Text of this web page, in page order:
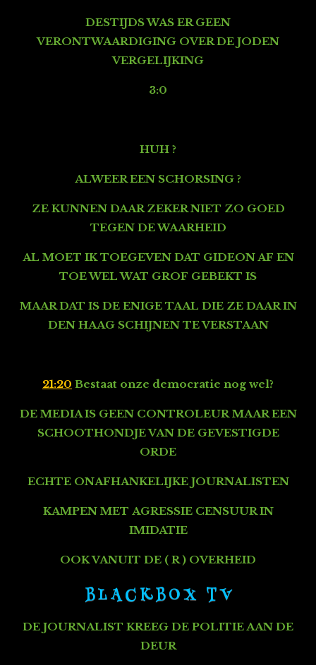
DESTIJDS WAS ER GEEN
VERONTWAARDIGING OVER DE JODEN
VERGELIJKING
3:0
HUH ?
ALWEER EEN SCHORSING ?
ZE KUNNEN DAAR ZEKER NIET ZO GOED
TEGEN DE WAARHEID
AL MOET IK TOEGEVEN DAT GIDEON AF EN
TOE WEL WAT GROF GEBEKT IS
MAAR DAT IS DE ENIGE TAAL DIE ZE DAAR IN
DEN HAAG SCHIJNEN TE VERSTAAN
21:20 Bestaat onze democratie nog wel?
DE MEDIA IS GEEN CONTROLEURMAAR EEN
SCHOOTHONDJE VAN DE GEVESTIGDE
ORDE
ECHTE ONAFHANKELIJKE JOURNALISTEN
KAMPEN MET AGRESSIE CENSUUR IN
IMIDATIE
OOK VANUIT DE ( R ) OVERHEID
B L A C K B O X T V
DE JOURNALIST KREEG DE POLITIE AAN DE
DEUR